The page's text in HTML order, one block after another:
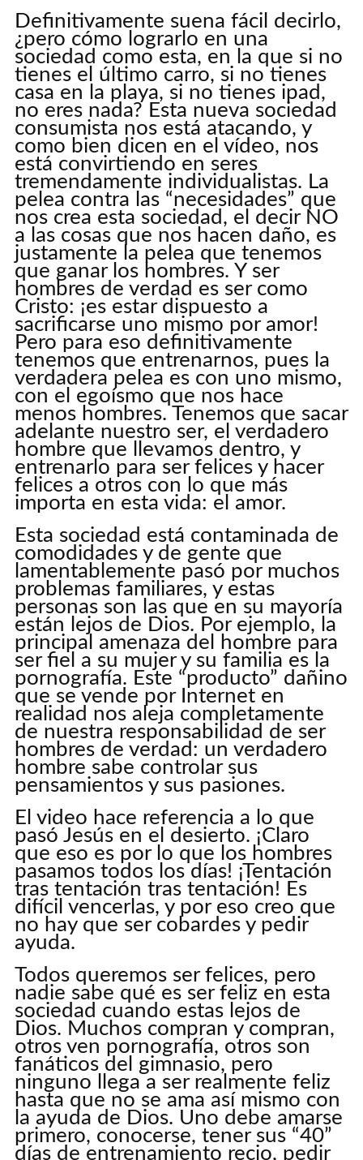
Definitivamente suena fácil decirlo,
¿pero cómo lograrlo en una
sociedad como esta, en la que si no
tienes el último carro, si no tienes
casa en la playa, si no tienes ipad,
no eres nada? Esta nueva sociedad
consumista nos está atacando, y
como bien dicen en el vídeo, nos
está convirtiendo en seres
tremendamente individualistas. La
pelea contra las “necesidades” que
nos crea esta sociedad, el decir NO
a las cosas que nos hacen daño, es
justamente la pelea que tenemos
que ganar los hombres. Y ser
hombres de verdad es ser como
Cristo: ¡es estar dispuesto a
sacrificarse uno mismo por amor!
Pero para eso definitivamente
tenemos que entrenarnos, pues la
verdadera pelea es con uno mismo,
con el egoísmo que nos hace
menos hombres. Tenemos que sacar
adelante nuestro ser, el verdadero
hombre que llevamos dentro, y
entrenarlo para ser felices y hacer
felices a otros con lo que más
importa en esta vida: el amor.
Esta sociedad está contaminada de
comodidades y de gente que
lamentablemente pasó por muchos
problemas familiares, y estas
personas son las que en su mayoría
están lejos de Dios. Por ejemplo, la
principal amenaza del hombre para
ser fiel a su mujer y su familia es la
pornografía. Este “producto” dañino
que se vende por Internet en
realidad nos aleja completamente
de nuestra responsabilidad de ser
hombres de verdad: un verdadero
hombre sabe controlar sus
pensamientos y sus pasiones.
El video hace referencia a lo que
pasó Jesús en el desierto. ¡Claro
que eso es por lo que los hombres
pasamos todos los días! ¡Tentación
tras tentación tras tentación! Es
difícil vencerlas, y por eso creo que
no hay que ser cobardes y pedir
ayuda.
Todos queremos ser felices, pero
nadie sabe qué es ser feliz en esta
sociedad cuando estas lejos de
Dios. Muchos compran y compran,
otros ven pornografía, otros son
fanáticos del gimnasio, pero
ninguno llega a ser realmente feliz
hasta que no se ama así mismo con
la ayuda de Dios. Uno debe amarse
primero, conocerse, tener sus “40”
días de entrenamiento recio, pedir